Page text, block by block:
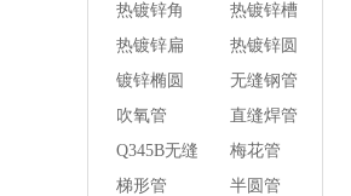
热镀锌角
钢
热镀锌槽
钢
热镀锌扁
钢
热镀锌圆
钢
镀锌椭圆
管
无缝钢管
吹氧管
直缝焊管
Q345B无缝
钢管
梅花管
梯形管
半圆管